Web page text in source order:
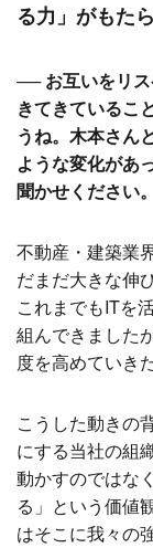
る力」がもた
── お互いをリ
きてきているこ
うね。木本さん
ような変化があ
聞かせください。
不動産・建築業
だまだ大きな伸
これまでもITを
組んできました
度を高めていき
こうした動きの
にする当社の組
動かすのではな
る」という価値
はそこに我々の